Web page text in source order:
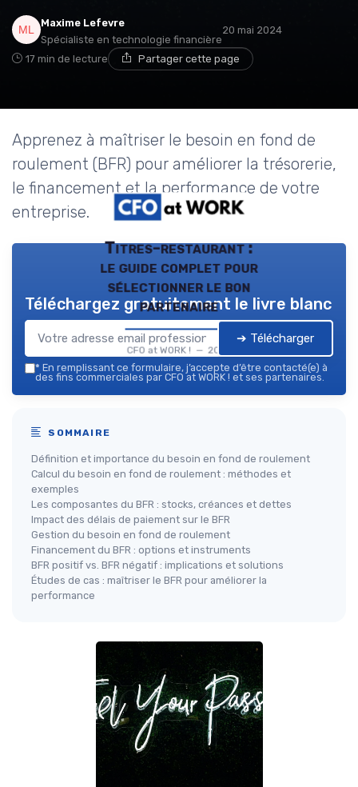
Maxime Lefevre
Spécialiste en technologie financière
20 mai 2024
17 min de lecture Partager cette page
Apprenez à maîtriser le besoin en fond de
roulement (BFR) pour améliorer la trésorerie,
le financement et la performance de votre
entreprise.
Titres-restaurant :
le guide complet pour
sélectionner le bon
partenaire
CFO at WORK ! — 2026
Téléchargez gratuitement le livre blanc
➔ Télécharger
* En remplissant ce formulaire, j’accepte d’être contacté(e) à
des fins commerciales par CFO at WORK ! et ses partenaires.
SOMMAIRE
Définition et importance du besoin en fond de roulement
Calcul du besoin en fond de roulement : méthodes et
exemples
Les composantes du BFR : stocks, créances et dettes
Impact des délais de paiement sur le BFR
Gestion du besoin en fond de roulement
Financement du BFR : options et instruments
BFR positif vs. BFR négatif : implications et solutions
Études de cas : maîtriser le BFR pour améliorer la
performance